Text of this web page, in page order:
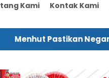
Kami Kontak Kami
Negara Hadir